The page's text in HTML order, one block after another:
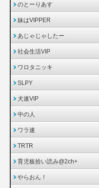
のとーりあす
妹はVIPPER
あじゃじゃしたー
社会生活VIP
ワロタニッキ
SLPY
犬速VIP
中の人
ワラ速
TRTR
育児板拾い読み@2ch+
やらおん！